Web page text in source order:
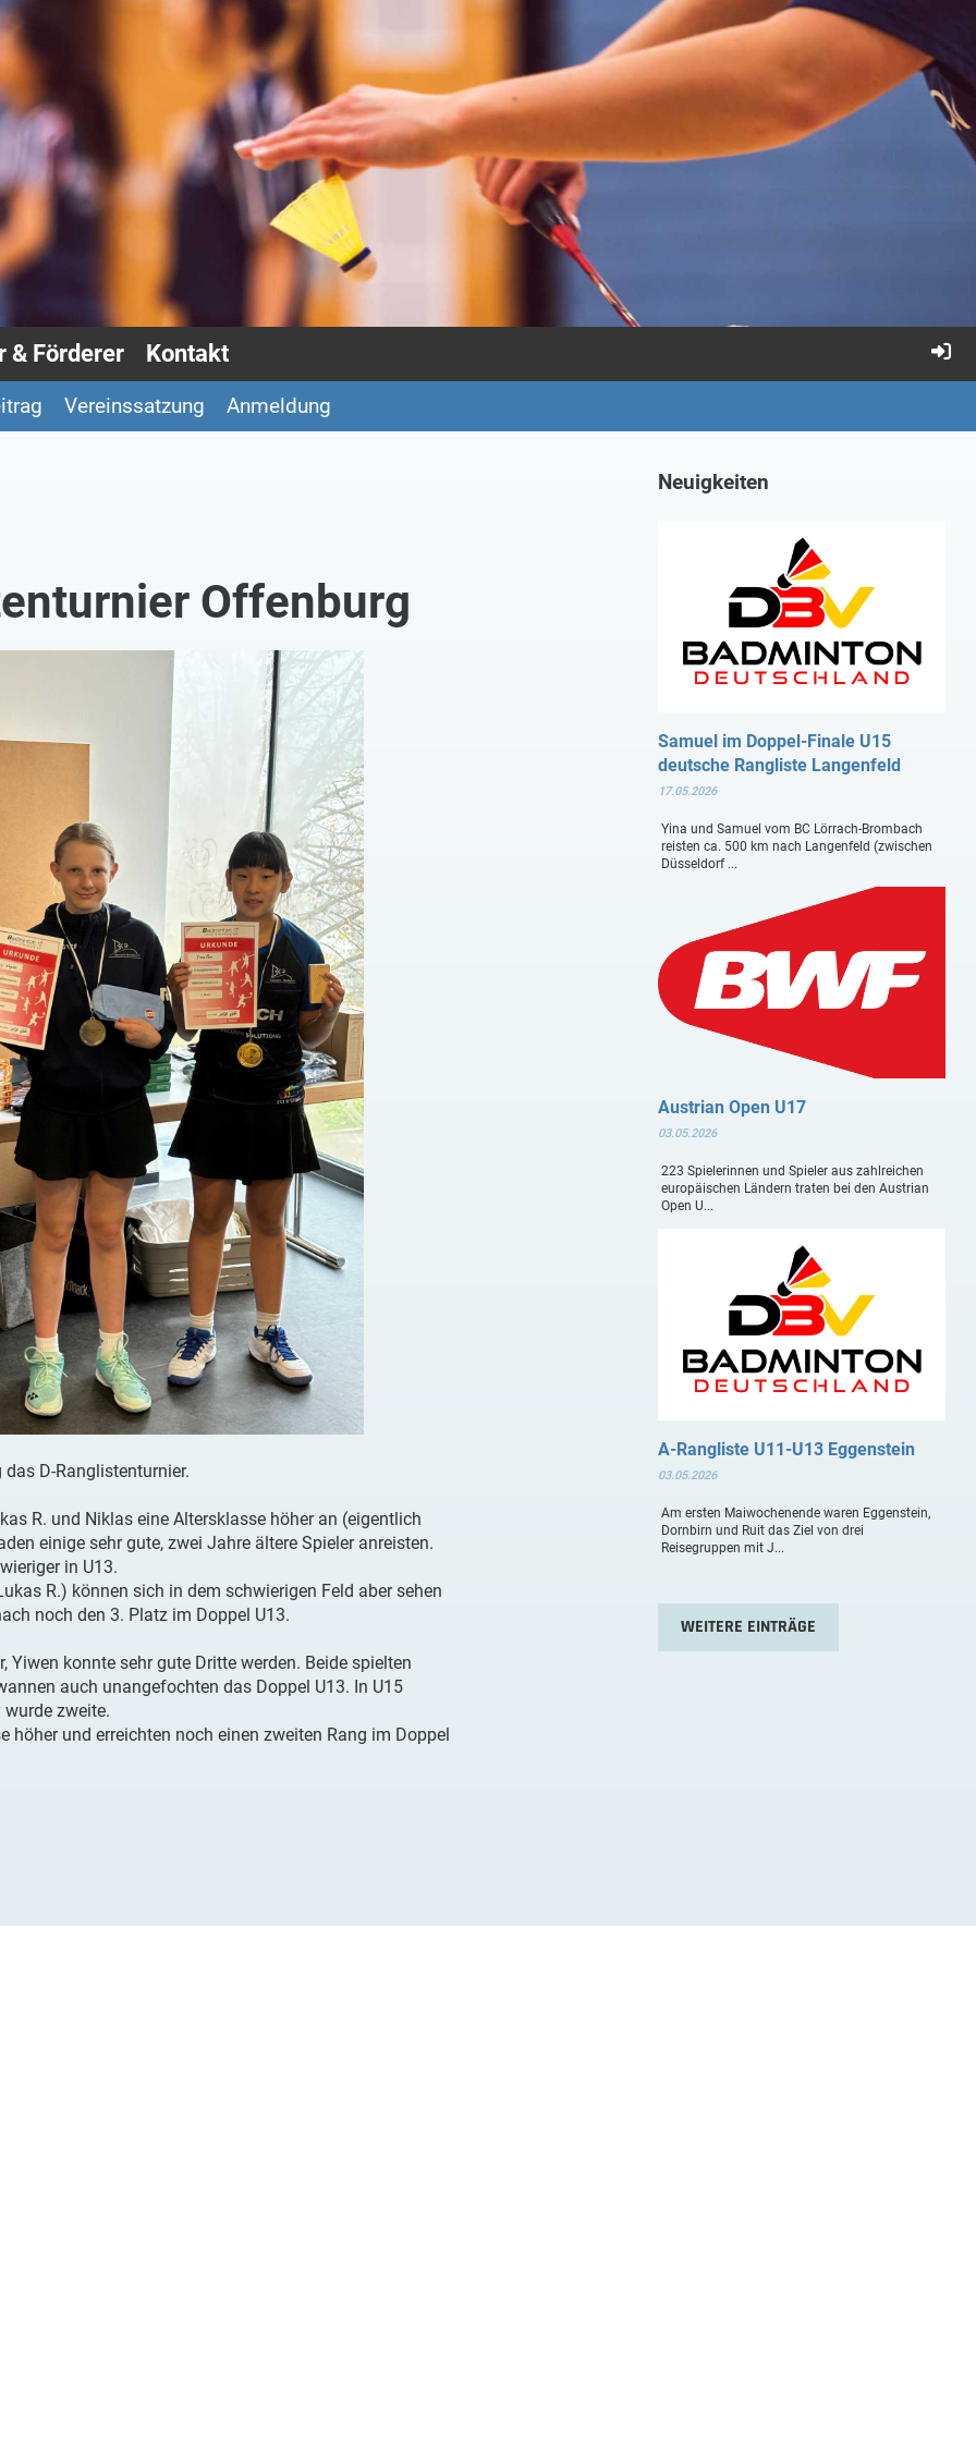
& Förderer Kontakt
Vereinssatzung Anmeldung
Offenburg
D-Ranglistenturnier.
R. und Niklas eine Altersklasse höher an (eigentlich
einige sehr gute, zwei Jahre ältere Spieler anreisten.
in U13.
R.) können sich in dem schwierigen Feld aber sehen
noch den 3. Platz im Doppel U13.
Yiwen konnte sehr gute Dritte werden. Beide spielten
auch unangefochten das Doppel U13. In U15
zweite.
höher und erreichten noch einen zweiten Rang im Doppel
Neuigkeiten
Samuel im Doppel-Finale U15
deutsche Rangliste Langenfeld
17.05.2026
Yina und Samuel vom BC Lörrach-Brombach
reisten ca. 500 km nach Langenfeld (zwischen
Düsseldorf ...
Austrian Open U17
03.05.2026
223 Spielerinnen und Spieler aus zahlreichen
europäischen Ländern traten bei den Austrian
Open U...
A-Rangliste U11-U13 Eggenstein
03.05.2026
Am ersten Maiwochenende waren Eggenstein,
Dornbirn und Ruit das Ziel von drei
Reisegruppen mit J...
WEITERE EINTRÄGE